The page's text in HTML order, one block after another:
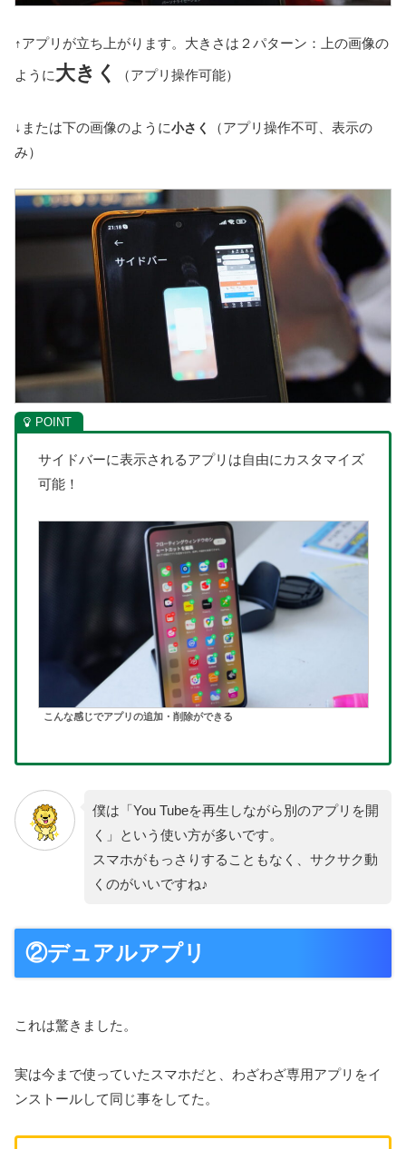
↑アプリが立ち上がります。大きさは２パターン：上の画像の
ように大きく （アプリ操作可能）
↓または下の画像のように小さく
（アプリ操作不可、表示の
み）
サイドバーに表示されるアプリは自由にカスタマイズ
可能！
こんな感じでアプリの追加・削除ができる
僕は「You Tubeを再生しながら別のアプリを開
く」という使い方が多いです。
スマホがもっさりすることもなく、サクサク動
くのがいいですね♪
②デュアルアプリ
これは驚きました。
実は今まで使っていたスマホだと、わざわざ専用アプリをイ
ンストールして同じ事をしてた。